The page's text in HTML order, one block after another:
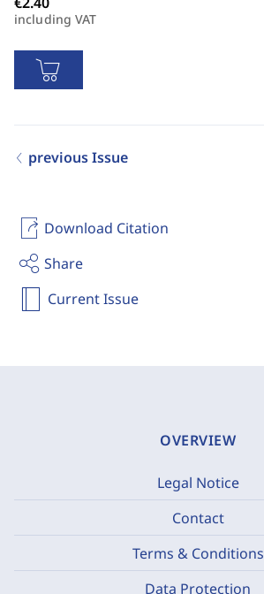
Download Citation
Share
Current Issue
including VAT
previous Issue
OVERVIEW
Legal Notice
Contact
Terms & Conditions
Data Protection